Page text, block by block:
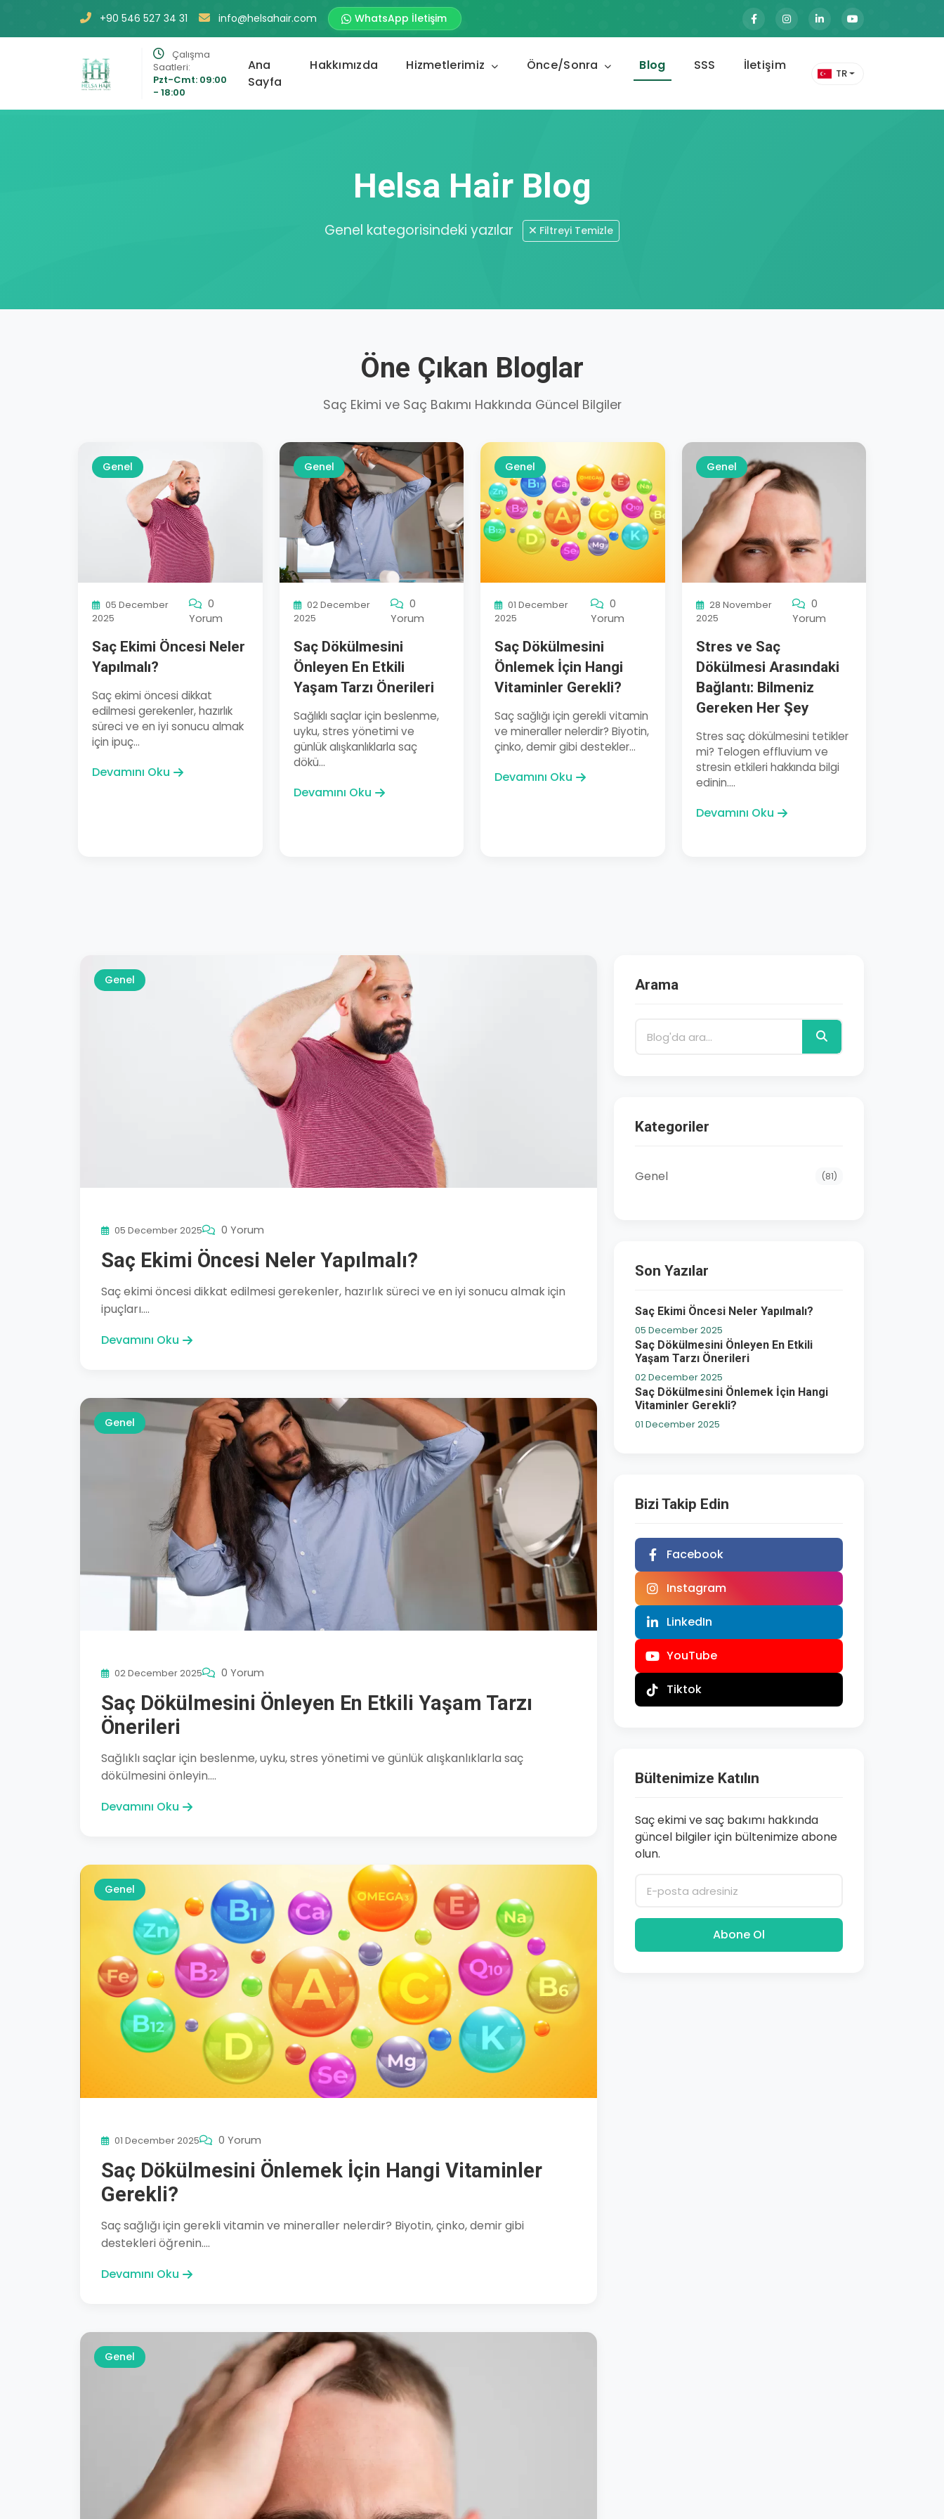
+90 546 527 34 31 info@helsahair.com WhatsApp İletişim
Çalışma
Saatleri:
Pzt-Cmt: 09:00
- 18:00
Ana
Sayfa
Hakkımızda Hizmetlerimiz Önce/Sonra Blog SSS İletişim
TR
Helsa Hair Blog
Genel kategorisindeki yazılar Filtreyi Temizle
Öne Çıkan Bloglar
Saç Ekimi ve Saç Bakımı Hakkında Güncel Bilgiler
Genel
05 December
2025
0
Yorum
Saç Ekimi Öncesi Neler
Yapılmalı?
Saç ekimi öncesi dikkat
edilmesi gerekenler, hazırlık
süreci ve en iyi sonucu almak
için ipuç...
Devamını Oku
Genel
02 December
2025
0
Yorum
Saç Dökülmesini
Önleyen En Etkili
Yaşam Tarzı Önerileri
Sağlıklı saçlar için beslenme,
uyku, stres yönetimi ve
günlük alışkanlıklarla saç
dökü...
Devamını Oku
Genel
01 December
2025
0
Yorum
Saç Dökülmesini
Önlemek İçin Hangi
Vitaminler Gerekli?
Saç sağlığı için gerekli vitamin
ve mineraller nelerdir? Biyotin,
çinko, demir gibi destekler...
Devamını Oku
Genel
28 November
2025
0
Yorum
Stres ve Saç
Dökülmesi Arasındaki
Bağlantı: Bilmeniz
Gereken Her Şey
Stres saç dökülmesini tetikler
mi? Telogen effluvium ve
stresin etkileri hakkında bilgi
edinin....
Devamını Oku
Genel
05 December 2025 0 Yorum
Saç Ekimi Öncesi Neler Yapılmalı?
Saç ekimi öncesi dikkat edilmesi gerekenler, hazırlık süreci ve en iyi sonucu almak için
ipuçları....
Devamını Oku
Genel
02 December 2025 0 Yorum
Saç Dökülmesini Önleyen En Etkili Yaşam Tarzı
Önerileri
Sağlıklı saçlar için beslenme, uyku, stres yönetimi ve günlük alışkanlıklarla saç
dökülmesini önleyin....
Devamını Oku
Genel
01 December 2025 0 Yorum
Saç Dökülmesini Önlemek İçin Hangi Vitaminler
Gerekli?
Saç sağlığı için gerekli vitamin ve mineraller nelerdir? Biyotin, çinko, demir gibi
destekleri öğrenin....
Devamını Oku
Genel
Arama
Kategoriler
Genel (81)
Son Yazılar
Saç Ekimi Öncesi Neler Yapılmalı?
05 December 2025
Saç Dökülmesini Önleyen En Etkili
Yaşam Tarzı Önerileri
02 December 2025
Saç Dökülmesini Önlemek İçin Hangi
Vitaminler Gerekli?
01 December 2025
Bizi Takip Edin
Facebook
Instagram
LinkedIn
YouTube
Tiktok
Bültenimize Katılın
Saç ekimi ve saç bakımı hakkında
güncel bilgiler için bültenimize abone
olun.
Abone Ol